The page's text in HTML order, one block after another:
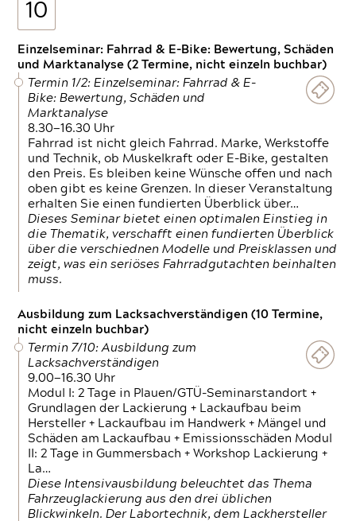
10
Einzelseminar: Fahrrad & E-Bike: Bewertung, Schäden
und Marktanalyse (2 Termine, nicht einzeln buchbar)
Termin 1/2: Einzelseminar: Fahrrad & E-
Bike: Bewertung, Schäden und
Marktanalyse
8.30—16.30 Uhr
Fahrrad ist nicht gleich Fahrrad. Marke, Werkstoffe
und Technik, ob Muskelkraft oder E-Bike, gestalten
den Preis. Es bleiben keine Wünsche offen und nach
oben gibt es keine Grenzen. In dieser Veranstaltung
erhalten Sie einen fundierten Überblick über…
Dieses Seminar bietet einen optimalen Einstieg in
die Thematik, verschafft einen fundierten Überblick
über die verschiednen Modelle und Preisklassen und
zeigt, was ein seriöses Fahrradgutachten beinhalten
muss.
Ausbildung zum Lacksachverständigen (10 Termine,
nicht einzeln buchbar)
Termin 7/10: Ausbildung zum
Lacksachverständigen
9.00—16.30 Uhr
Modul I: 2 Tage in Plauen/GTÜ-Seminarstandort +
Grundlagen der Lackierung + Lackaufbau beim
Hersteller + Lackaufbau im Handwerk + Mängel und
Schäden am Lackaufbau + Emissionsschäden Modul
II: 2 Tage in Gummersbach + Workshop Lackierung +
La…
Diese Intensivausbildung beleuchtet das Thema
Fahrzeuglackierung aus den drei üblichen
Blickwinkeln. Der Labortechnik, dem Lackhersteller